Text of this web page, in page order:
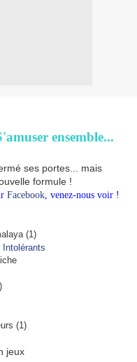
ensemble...
ses portes... mais
formule !
Facebook , venez-nous voir !
Intolérants